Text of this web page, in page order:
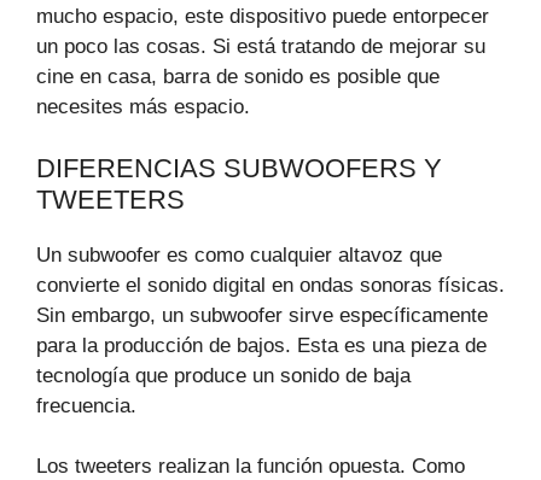
mucho espacio, este dispositivo puede entorpecer
un poco las cosas. Si está tratando de mejorar su
cine en casa, barra de sonido es posible que
necesites más espacio.
DIFERENCIAS SUBWOOFERS Y
TWEETERS
Un subwoofer es como cualquier altavoz que
convierte el sonido digital en ondas sonoras físicas.
Sin embargo, un subwoofer sirve específicamente
para la producción de bajos. Esta es una pieza de
tecnología que produce un sonido de baja
frecuencia.
Los tweeters realizan la función opuesta. Como